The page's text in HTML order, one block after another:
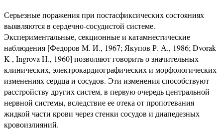
Серьезные поражения при постасфиксических состояниях
выявляются в сердечно-сосудистой системе.
Экспериментальные, секционные и катамнестические
наблюдения [Федоров М. И., 1967; Якупов Р. А., 1986; Dvorak
K-, Ingrova H., 1960] позволяют говорить о значительных
клинических, электрокардиографических и морфологических
изменениях сердца и сосудов. Эти изменения способствуют
расстройству других систем, в первую очередь центральной
нервной системы, вследствие ее отека от пропотевания
жидкой части крови через стенки сосудов и диапедезных
кровоизлияний.